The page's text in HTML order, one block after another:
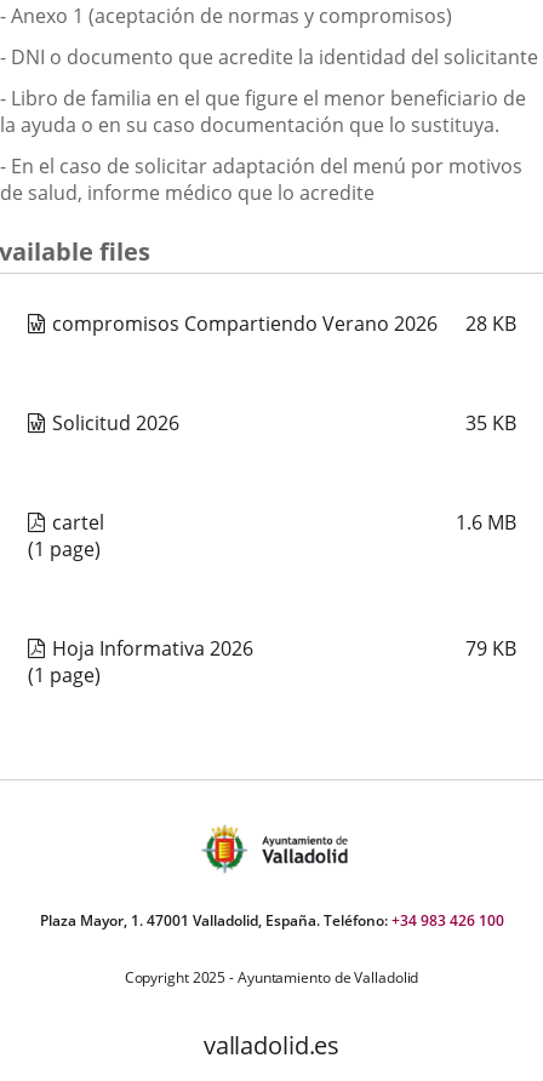
- Anexo 1 (aceptación de normas y compromisos)
- DNI o documento que acredite la identidad del solicitante
- Libro de familia en el que figure el menor beneficiario de
la ayuda o en su caso documentación que lo sustituya.
- En el caso de solicitar adaptación del menú por motivos
de salud, informe médico que lo acredite
files
compromisos Compartiendo Verano 2026 28 KB
Solicitud 2026 35 KB
cartel 1.6 MB
(1 page)
Hoja Informativa 2026 79 KB
(1 page)
Plaza Mayor, 1. 47001 Valladolid, España. Teléfono:+34 983 426 100
Copyright 2025 - Ayuntamiento de Valladolid
valladolid.es